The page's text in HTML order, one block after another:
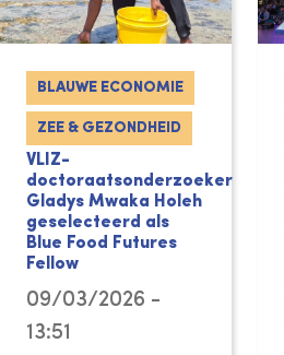
BLAUWE ECONOMIE
ZEE & GEZONDHEID
VLIZ-
doctoraatsonderzoeker
Gladys Mwaka Holeh
geselecteerd als
Blue Food Futures
Fellow
09/03/2026 -
13:51